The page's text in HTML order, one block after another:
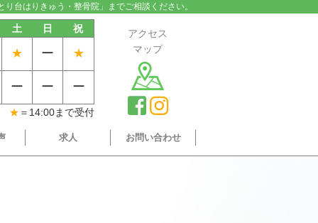
台はりきゅう・整骨院」までご相談ください。
土 日
祝
★ ー ★
ー ー ー
★ ＝14:00まで受付
アクセス
マップ
求人 お問い合わせ